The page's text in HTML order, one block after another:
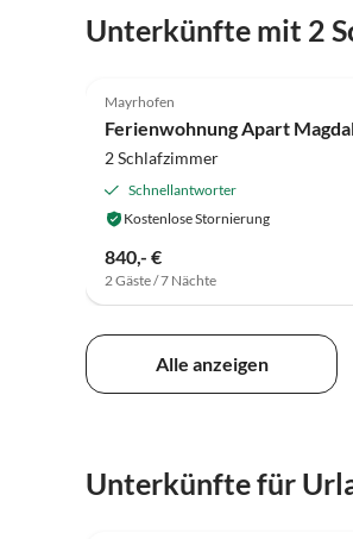
Unterkünfte mit 2
Mayrhofen
Ferienwohnung Apart
2 Schlafzimmer
Schnellantworter
Kostenlose Stornierung
840,- €
2 Gäste / 7 Nächte
Alle anzeigen
Unterkünfte für